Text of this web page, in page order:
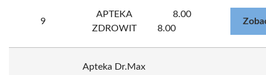
9
APTEKA
ZDROWIT
8.00
8.00
Apteka Dr.Max